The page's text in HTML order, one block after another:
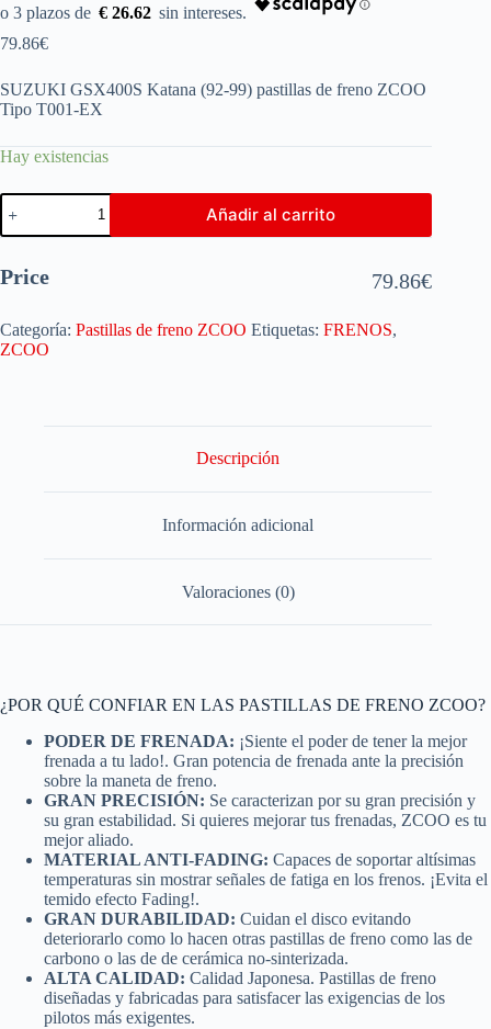
€ 26.62
79.86€
SUZUKI GSX400S Katana (92-99) pastillas de freno ZCOO
Tipo T001-EX
Hay existencias
Añadir al carrito
Price 79.86€
Categoría: Pastillas de freno ZCOO Etiquetas: FRENOS,
ZCOO
Descripción
Información adicional
Valoraciones (0)
¿POR QUÉ CONFIAR EN LAS PASTILLAS DE FRENO ZCOO?
PODER DE FRENADA: ¡Siente el poder de tener la mejor
frenada a tu lado!. Gran potencia de frenada ante la precisión
sobre la maneta de freno.
GRAN PRECISIÓN: Se caracterizan por su gran precisión y
su gran estabilidad. Si quieres mejorar tus frenadas, ZCOO es tu
mejor aliado.
MATERIAL ANTI-FADING: Capaces de soportar altísimas
temperaturas sin mostrar señales de fatiga en los frenos. ¡Evita el
temido efecto Fading!.
GRAN DURABILIDAD: Cuidan el disco evitando
deteriorarlo como lo hacen otras pastillas de freno como las de
carbono o las de de cerámica no-sinterizada.
ALTA CALIDAD: Calidad Japonesa. Pastillas de freno
diseñadas y fabricadas para satisfacer las exigencias de los
pilotos más exigentes.